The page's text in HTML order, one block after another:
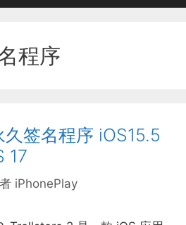
程序
签名程序 iOS15.5
17
iPhonePlay